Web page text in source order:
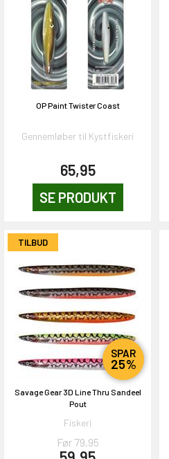
OP Paint Twister Coast
Gennemløber til Kystfiskeri
65,95
SE PRODUKT
TILBUD
SPAR
25%
Savage Gear 3D Line Thru Sandeel
Pout
Fiskeri
Før 79,95
PÅ